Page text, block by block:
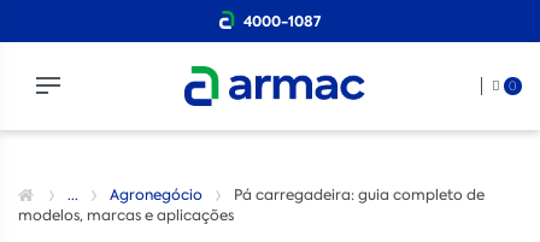
4000-1087
0
... Agronegócio
Pá carregadeira: guia completo de
modelos, marcas e aplicações